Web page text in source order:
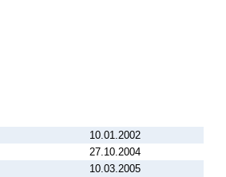
10.01.2002
27.10.2004
10.03.2005